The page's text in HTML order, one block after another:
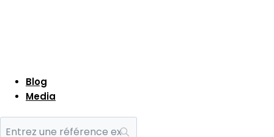
Blog
Media